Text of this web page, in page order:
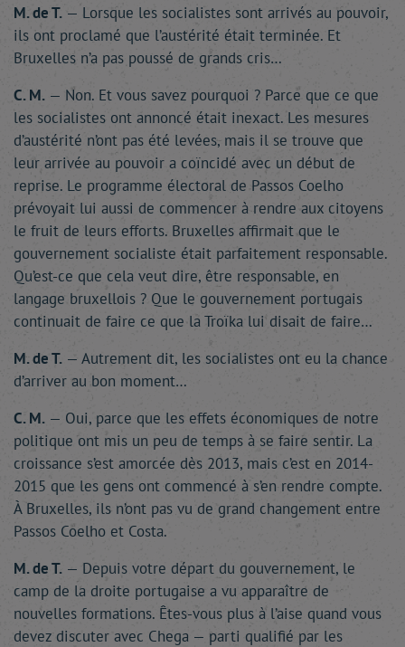
M. de T. — Lorsque les socialistes sont arrivés au pouvoir,
ils ont proclamé que l’austérité était terminée. Et
Bruxelles n’a pas poussé de grands cris…
C. M. — Non. Et vous savez pourquoi ? Parce que ce que
les socialistes ont annoncé était inexact. Les mesures
d’austérité n’ont pas été levées, mais il se trouve que
leur arrivée au pouvoir a coïncidé avec un début de
reprise. Le programme électoral de Passos Coelho
prévoyait lui aussi de commencer à rendre aux citoyens
le fruit de leurs efforts. Bruxelles affirmait que le
gouvernement socialiste était parfaitement responsable.
Qu’est-ce que cela veut dire, être responsable, en
langage bruxellois ? Que le gouvernement portugais
continuait de faire ce que la Troïka lui disait de faire…
M. de T. — Autrement dit, les socialistes ont eu la chance
d’arriver au bon moment…
C. M. — Oui, parce que les effets économiques de notre
politique ont mis un peu de temps à se faire sentir. La
croissance s’est amorcée dès 2013, mais c’est en 2014-
2015 que les gens ont commencé à s’en rendre compte.
À Bruxelles, ils n’ont pas vu de grand changement entre
Passos Coelho et Costa.
M. de T. — Depuis votre départ du gouvernement, le
camp de la droite portugaise a vu apparaître de
nouvelles formations. Êtes-vous plus à l’aise quand vous
devez discuter avec Chega — parti qualifié par les